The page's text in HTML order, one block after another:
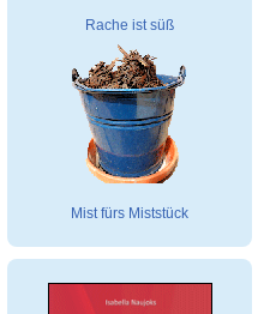
Rache ist süß
Mist fürs Miststück